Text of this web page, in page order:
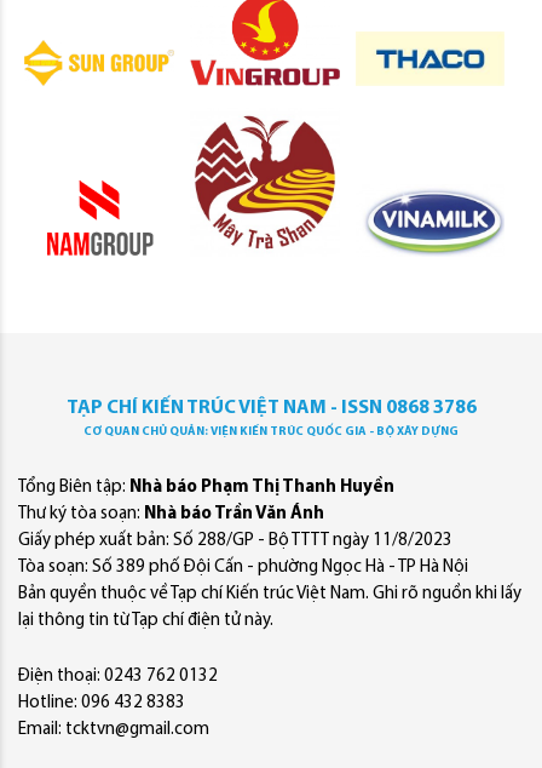
TẠP CHÍ KIẾN TRÚC VIỆT NAM - ISSN 0868 3786
CƠ QUAN CHỦ QUẢN: VIỆN KIẾN TRÚC QUỐC GIA - BỘ XÂY DỰNG
Tổng Biên tập: Nhà báo Phạm Thị Thanh Huyền
Thư ký tòa soạn: Nhà báo Trần Văn Ánh
Giấy phép xuất bản: Số 288/GP - Bộ TTTT ngày 11/8/2023
Tòa soạn: Số 389 phố Đội Cấn - phường Ngọc Hà - TP Hà Nội
Bản quyền thuộc về Tạp chí Kiến trúc Việt Nam. Ghi rõ nguồn khi lấy
lại thông tin từ Tạp chí điện tử này.
Điện thoại: 0243 762 0132
Hotline: 096 432 8383
Email: tcktvn@gmail.com